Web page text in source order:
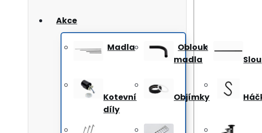
Akce
Madla
Oblouk
madla
Kotevní
díly
Objímky